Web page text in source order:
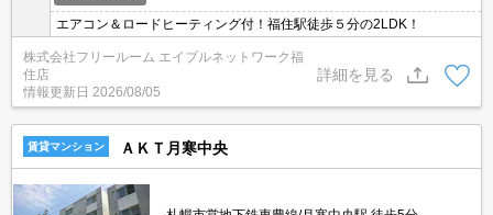
エアコン＆ロードヒーティング付！福住駅徒歩５分の2LDK！
株式会社フリールーム エイブルネットワーク福
住店
情報更新日 2026/08/05
詳細を見る
賃貸マンション ＡＫＴ月寒中央